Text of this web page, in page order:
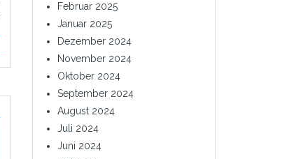
Februar 2025
Januar 2025
Dezember 2024
November 2024
Oktober 2024
September 2024
August 2024
Juli 2024
Juni 2024